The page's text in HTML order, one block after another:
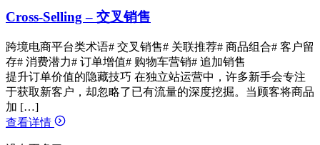
Cross-Selling – 交叉销售
跨境电商平台类术语# 交叉销售# 关联推荐# 商品组合# 客户留
存# 消费潜力# 订单增值# 购物车营销# 追加销售
提升订单价值的隐藏技巧 在独立站运营中，许多新手会专注
于获取新客户，却忽略了已有流量的深度挖掘。当顾客将商品
加 […]
查看详情